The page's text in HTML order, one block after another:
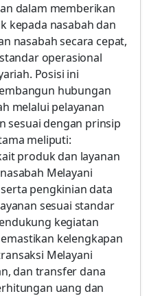
dalam memberikan
kepada nasabah dan
nasabah secara cepat,
operasional
Posisi ini
hubungan
melalui pelayanan
sesuai dengan prinsip
meliputi:
produk dan layanan
Melayani
pengkinian data
sesuai standar
kegiatan
kelengkapan
Melayani
dan transfer dana
uang dan